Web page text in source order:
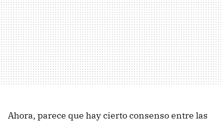
Ahora, parece que hay cierto consenso entre las